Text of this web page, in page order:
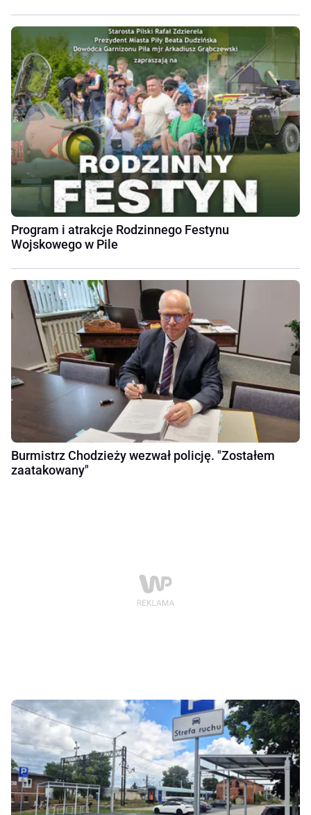
Program i atrakcje Rodzinnego Festynu
Wojskowego w Pile
Burmistrz Chodzieży wezwał policję. "Zostałem
zaatakowany"